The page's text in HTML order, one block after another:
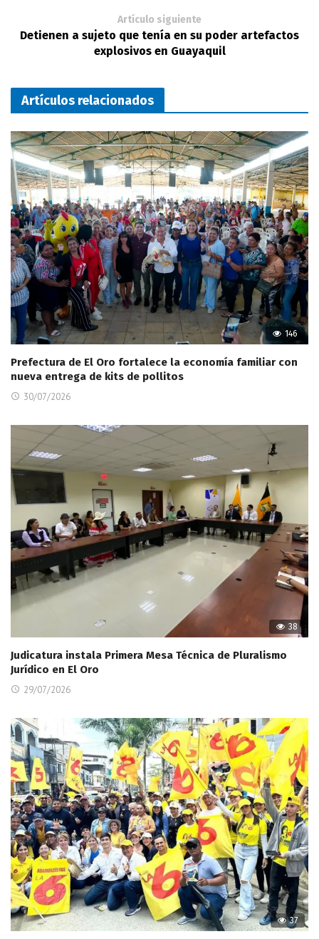
Artículo siguiente
Detienen a sujeto que tenía en su poder artefactos
explosivos en Guayaquil
Artículos relacionados
146
Prefectura de El Oro fortalece la economía familiar con
nueva entrega de kits de pollitos
30/07/2026
38
Judicatura instala Primera Mesa Técnica de Pluralismo
Jurídico en El Oro
29/07/2026
37